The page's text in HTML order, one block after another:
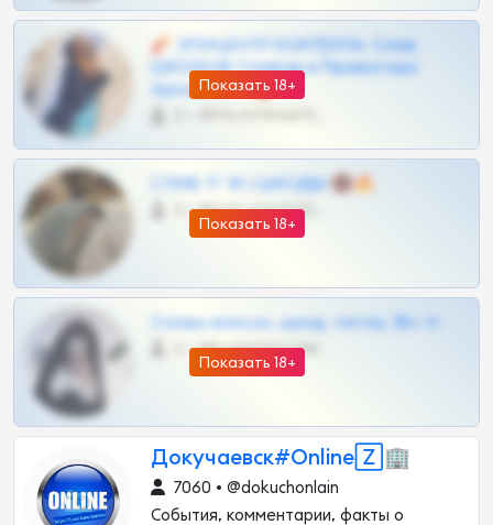
Показать 18+
🧨 ЭПИЦЕНТР КОНТЕНТА: Слив
ШКОДОВ Сливов и Приватных
Архивов ТГ 🔞💎
Показать 18+
СЛИВ ТГ 18 | ШКОДЫ 🔞🔥
0 •
Показать 18+
Сливы вписок, шкод, теток, 18+ тг
0 •
Докучаевск#Online🅉🏢
7060 • @dokuchonlain
События, комментарии, факты о